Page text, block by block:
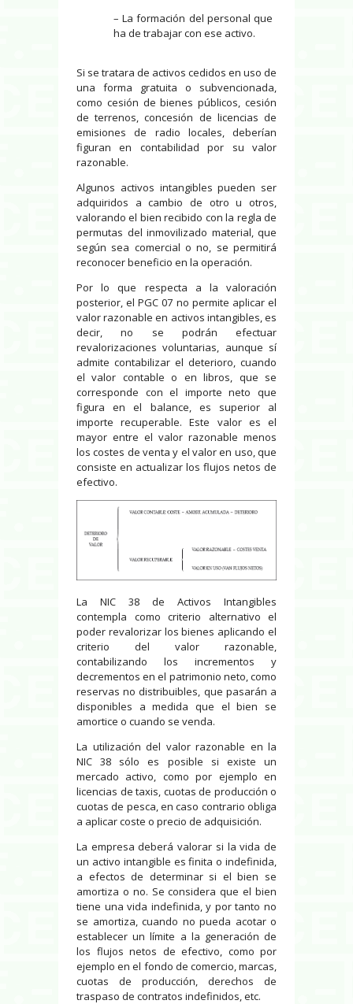
– La formación del personal que
ha de trabajar con ese activo.
Si se tratara de activos cedidos en uso de
una forma gratuita o subvencionada,
como cesión de bienes públicos, cesión
de terrenos, concesión de licencias de
emisiones de radio locales, deberían
figuran en contabilidad por su valor
razonable.
Algunos activos intangibles pueden ser
adquiridos a cambio de otro u otros,
valorando el bien recibido con la regla de
permutas del inmovilizado material, que
según sea comercial o no, se permitirá
reconocer beneficio en la operación.
Por lo que respecta a la valoración
posterior, el PGC 07 no permite aplicar el
valor razonable en activos intangibles, es
decir, no se podrán efectuar
revalorizaciones voluntarias, aunque sí
admite contabilizar el deterioro, cuando
el valor contable o en libros, que se
corresponde con el importe neto que
figura en el balance, es superior al
importe recuperable. Este valor es el
mayor entre el valor razonable menos
los costes de venta y el valor en uso, que
consiste en actualizar los flujos netos de
efectivo.
La NIC 38 de Activos Intangibles
contempla como criterio alternativo el
poder revalorizar los bienes aplicando el
criterio del valor razonable,
contabilizando los incrementos y
decrementos en el patrimonio neto, como
reservas no distribuibles, que pasarán a
disponibles a medida que el bien se
amortice o cuando se venda.
La utilización del valor razonable en la
NIC 38 sólo es posible si existe un
mercado activo, como por ejemplo en
licencias de taxis, cuotas de producción o
cuotas de pesca, en caso contrario obliga
a aplicar coste o precio de adquisición.
La empresa deberá valorar si la vida de
un activo intangible es finita o indefinida,
a efectos de determinar si el bien se
amortiza o no. Se considera que el bien
tiene una vida indefinida, y por tanto no
se amortiza, cuando no pueda acotar o
establecer un límite a la generación de
los flujos netos de efectivo, como por
ejemplo en el fondo de comercio, marcas,
cuotas de producción, derechos de
traspaso de contratos indefinidos, etc.